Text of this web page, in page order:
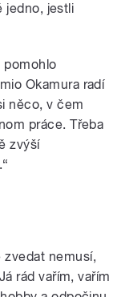
jedno, jestli
pomohlo
Okamura radí
něco, v čem
práce. Třeba
zvýší
zvedat nemusí,
rád vařím, vařím